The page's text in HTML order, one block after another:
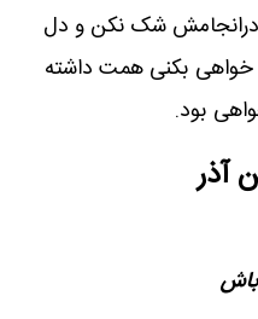
درانجامش شک نکن و دل
خواهی بکنی همت داشته
بود.
آذر